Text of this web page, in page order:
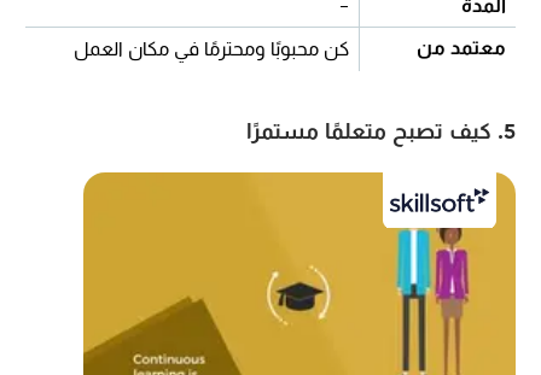
المدة
-
معتمد من
كن محبوبًا ومحترمًا في مكان العمل
5. كيف تصبح متعلمًا مستمرًا